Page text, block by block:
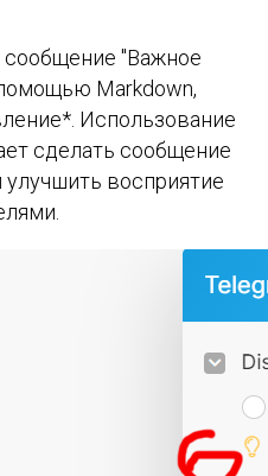
сообщение "Важное
Markdown,
Использование
сделать сообщение
восприятие